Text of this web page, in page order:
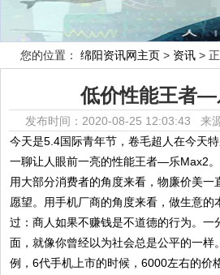
您的位置： 绵阳资讯网主页 > 资讯 >
低价性能王者—
发布时间：2020-08-25 12:03:43 来
今天是5.4国际青年节，卷毛超人在今天
一聊让人眼前一亮的性能王者—乐Max2。
用大部分消费者的角度来看，物廉价美
愿望。用手机厂商的角度来看，做生意的
过：商人如果不赚钱是不道德的行为。一
面，就像你曾经以为社会总是公平的一样
例，6代手机上市的时候，6000左右的价